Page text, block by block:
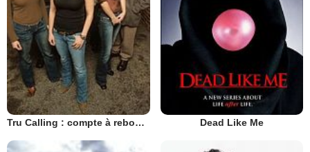
Tru Calling : compte à rebours Dead Like Me